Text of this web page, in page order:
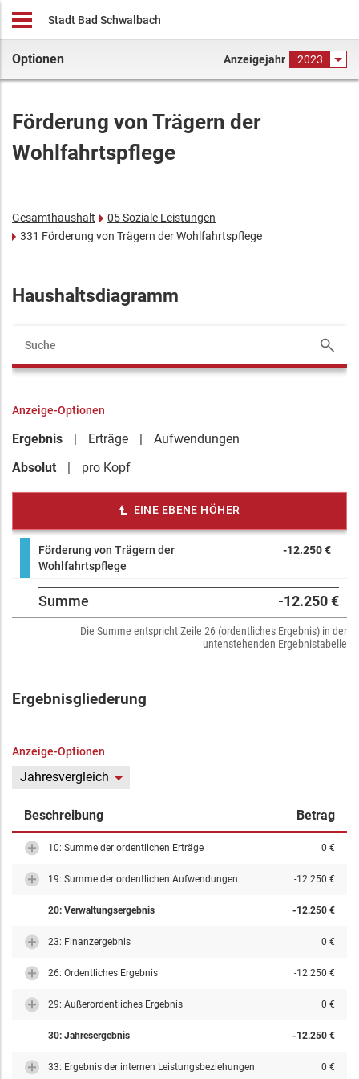
Stadt Bad Schwalbach
Optionen Anzeigejahr 2023
Förderung von Trägern der
Wohlfahrtspflege
Gesamthaushalt
05 Soziale Leistungen
331 Förderung von Trägern der Wohlfahrtspflege
Haushaltsdiagramm
Anzeige-Optionen
Ergebnis Erträge
Aufwendungen
Absolut
pro Kopf
EINE EBENE HÖHER
Förderung von Trägern der
Wohlfahrtspflege
-12.250 €
Summe -12.250 €
Die Summe entspricht Zeile 26 (ordentliches Ergebnis) in der
untenstehenden Ergebnistabelle
Ergebnisgliederung
Anzeige-Optionen
Jahresvergleich
Beschreibung Betrag
10: Summe der ordentlichen Erträge 0 €
19: Summe der ordentlichen Aufwendungen -12.250 €
20: Verwaltungsergebnis -12.250 €
23: Finanzergebnis 0 €
26: Ordentliches Ergebnis -12.250 €
29: Außerordentliches Ergebnis 0 €
30: Jahresergebnis -12.250 €
33: Ergebnis der internen Leistungsbeziehungen 0 €